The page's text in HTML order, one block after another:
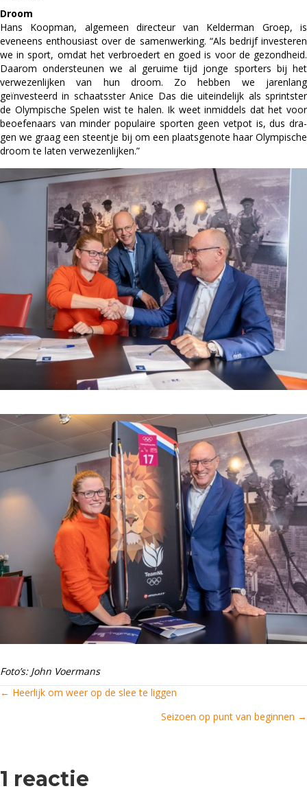
Droom
Hans Koopman, algemeen directeur van Kelderman Groep, is
eveneens enthousiast over de samenwerking. “Als bedrijf investeren
we in sport, omdat het verbroedert en goed is voor de gezondheid.
Daarom ondersteunen we al geruime tijd jonge sporters bij het
verwezenlijken van hun droom. Zo hebben we jarenlang
geïnvesteerd in schaatsster Anice Das die uiteindelijk als sprintster
de Olympische Spelen wist te halen. Ik weet inmiddels dat het voor
beoefenaars van minder populaire sporten geen vetpot is, dus dra-
gen we graag een steentje bij om een plaatsgenote haar Olympische
droom te laten verwezenlijken.”
Foto’s: John Voermans
Posts
← Heerlijk om weer op de slee te liggen
Seizoen op punt van beginnen →
1 reactie